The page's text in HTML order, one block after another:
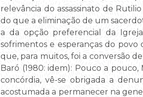
relevância do assassinato de
do que a eliminação de um
a da opção preferencial da
sofrimentos e esperanças do povo
que, para muitos, foi a conversão
Baró (1980: idem): Pouco a
concórdia, vê-se obrigada a
acostumada a permanecer na